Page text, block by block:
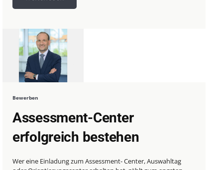
Bewerben
Assessment-Center
erfolgreich bestehen
Wer eine Einladung zum Assessment- Center, Auswahltag